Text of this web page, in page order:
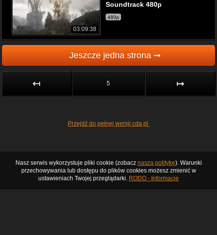
03:09:38
Soundtrack 480p
480p
Jeszcze jedna strona ➞
↤ 5 ↦
Przejdź do pełnej wersji cda.pl
Nasz serwis wykorzystuje pliki cookie (zobacz naszą politykę). Warunki
przechowywania lub dostępu do plików cookies możesz zmienić w
ustawieniach Twojej przeglądarki. RODO - Informacje